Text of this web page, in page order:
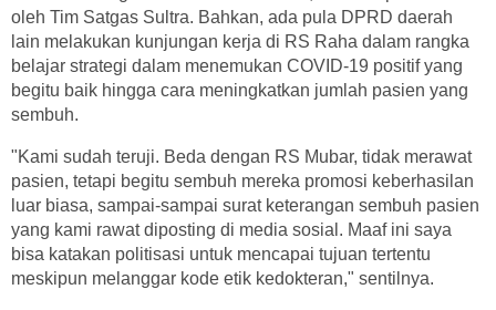
oleh Tim Satgas Sultra. Bahkan, ada pula DPRD daerah
lain melakukan kunjungan kerja di RS Raha dalam rangka
belajar strategi dalam menemukan COVID-19 positif yang
begitu baik hingga cara meningkatkan jumlah pasien yang
sembuh.
"Kami sudah teruji. Beda dengan RS Mubar, tidak merawat
pasien, tetapi begitu sembuh mereka promosi keberhasilan
luar biasa, sampai-sampai surat keterangan sembuh pasien
yang kami rawat diposting di media sosial. Maaf ini saya
bisa katakan politisasi untuk mencapai tujuan tertentu
meskipun melanggar kode etik kedokteran," sentilnya.